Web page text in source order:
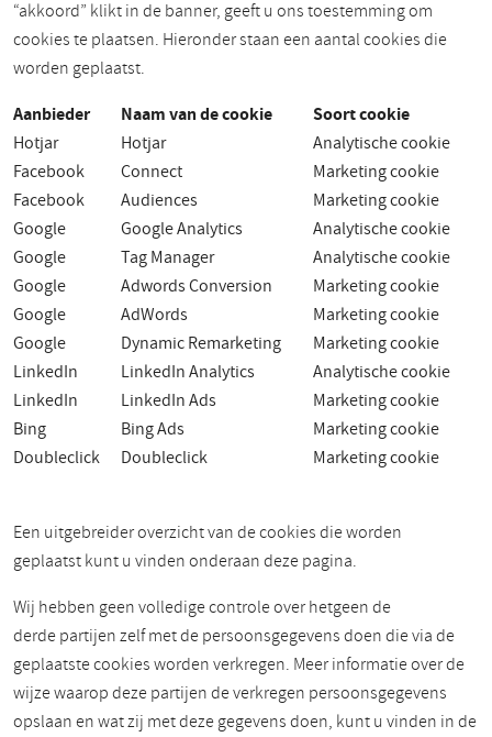
“akkoord” klikt in de banner, geeft u ons toestemming om
cookies te plaatsen. Hieronder staan een aantal cookies die
worden geplaatst.
Aanbieder Naam van de cookie Soort cookie
Hotjar Hotjar
Analytische cookie
Facebook
Connect
Marketing cookie
Facebook
Audiences
Marketing cookie
Google
Google Analytics
Analytische cookie
Google
Tag Manager
Analytische cookie
Google
Adwords Conversion
Marketing cookie
Google
AdWords
Marketing cookie
Google
Dynamic Remarketing
Marketing cookie
LinkedIn
LinkedIn Analytics
Analytische cookie
LinkedIn
LinkedIn Ads
Marketing cookie
Bing
Bing Ads
Marketing cookie
Doubleclick
Doubleclick Marketing cookie
Een uitgebreider overzicht van de cookies die worden
geplaatst kunt u vinden onderaan deze pagina.
Wij hebben geen volledige controle over hetgeen de
derde partijen zelf met de persoonsgegevens doen die via de
geplaatste cookies worden verkregen. Meer informatie over de
wijze waarop deze partijen de verkregen persoonsgegevens
opslaan en wat zij met deze gegevens doen, kunt u vinden in de